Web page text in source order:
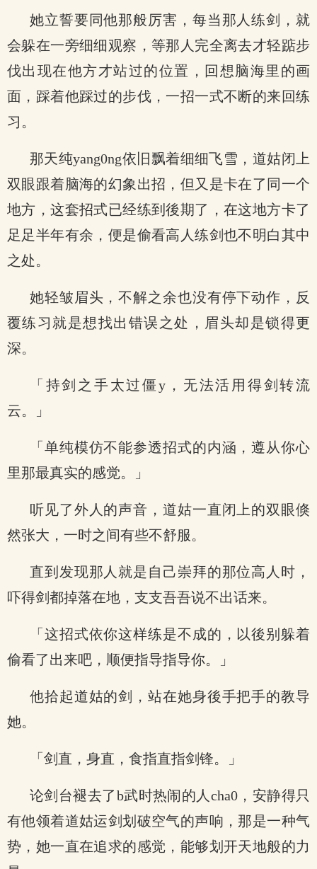
她立誓要同他那般厉害，每当那人练剑，就
会躲在一旁细细观察，等那人完全离去才轻踮步
伐出现在他方才站过的位置，回想脑海里的画
面，踩着他踩过的步伐，一招一式不断的来回练
习。
那天纯yang0ng依旧飘着细细飞雪，道姑闭上
双眼跟着脑海的幻象出招，但又是卡在了同一个
地方，这套招式已经练到後期了，在这地方卡了
足足半年有余，便是偷看高人练剑也不明白其中
之处。
她轻皱眉头，不解之余也没有停下动作，反
覆练习就是想找出错误之处，眉头却是锁得更
深。
「持剑之手太过僵y，无法活用得剑转流
云。」
「单纯模仿不能参透招式的内涵，遵从你心
里那最真实的感觉。」
听见了外人的声音，道姑一直闭上的双眼倏
然张大，一时之间有些不舒服。
直到发现那人就是自己崇拜的那位高人时，
吓得剑都掉落在地，支支吾吾说不出话来。
「这招式依你这样练是不成的，以後别躲着
偷看了出来吧，顺便指导指导你。」
他拾起道姑的剑，站在她身後手把手的教导
她。
「剑直，身直，食指直指剑锋。」
论剑台褪去了b武时热闹的人cha0，安静得只
有他领着道姑运剑划破空气的声响，那是一种气
势，她一直在追求的感觉，能够划开天地般的力